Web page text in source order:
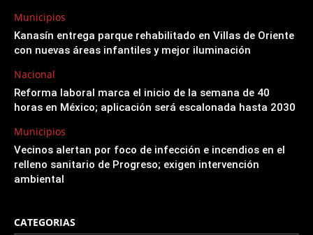
Municipios
Kanasín entrega parque rehabilitado en Villas de Oriente
con nuevas áreas infantiles y mejor iluminación
Nacional
Reforma laboral marca el inicio de la semana de 40
horas en México; aplicación será escalonada hasta 2030
Municipios
Vecinos alertan por foco de infección e incendios en el
relleno sanitario de Progreso; exigen intervención
ambiental
CATEGORIAS